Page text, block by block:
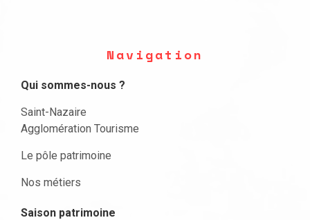
Navigation
Qui sommes-nous ?
Saint-Nazaire
Agglomération Tourisme
Le pôle patrimoine
Nos métiers
Saison patrimoine